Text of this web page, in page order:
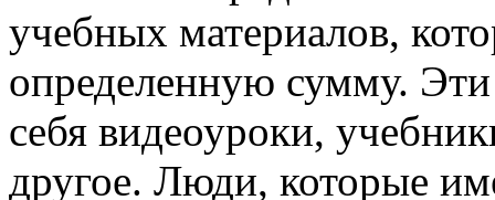
учебных материалов,
определенную сумму.
себя видеоуроки,
другое. Люди, которые